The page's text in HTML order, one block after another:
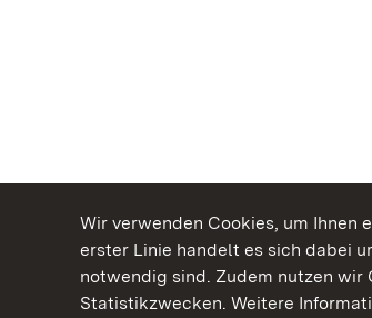
Wir verwenden Cookies, um Ihnen
erster Linie handelt es sich dabei
notwendig sind. Zudem nutzen wir
Statistikzwecken. Weitere